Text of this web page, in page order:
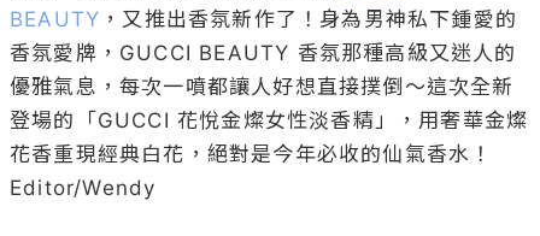
BEAUTY ，又推出香氛新作了！身為男神私下鍾愛的
香氛愛牌，GUCCI BEAUTY 香氛那種高級又迷人的
優雅氣息，每次一噴都讓人好想直接撲倒～這次全新
登場的「GUCCI 花悅金燦女性淡香精」，用奢華金燦
花香重現經典白花，絕對是今年必收的仙氣香水！
Editor/Wendy